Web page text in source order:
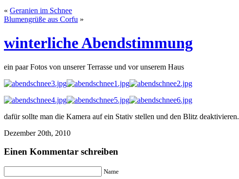
« Geranien im Schnee
Blumengrüße aus Corfu »
winterliche Abendstimmung
ein paar Fotos von unserer Terrasse und vor unserem Haus
dafür sollte man die Kamera auf ein Stativ stellen und den Blitz deaktivieren.
Dezember 20th, 2010
Einen Kommentar schreiben
Name